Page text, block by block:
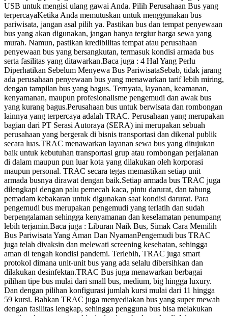
USB untuk mengisi ulang gawai Anda. Pilih Perusahaan Bus yang
terpercayaKetika Anda memutuskan untuk menggunakan bus
pariwisata, jangan asal pilih ya. Pastikan bus dan tempat penyewaan
bus yang akan digunakan, jangan hanya tergiur harga sewa yang
murah. Namun, pastikan kredibilitas tempat atau perusahaan
penyewaan bus yang bersangkutan, termasuk kondisi armada bus
serta fasilitas yang ditawarkan.Baca juga : 4 Hal Yang Perlu
Diperhatikan Sebelum Menyewa Bus PariwisataSebab, tidak jarang
ada perusahaan penyewaan bus yang menawarkan tarif lebih miring,
dengan tampilan bus yang bagus. Ternyata, layanan, keamanan,
kenyamanan, maupun profesionalisme pengemudi dan awak bus
yang kurang bagus.Perusahaan bus untuk berwisata dan rombongan
lainnya yang terpercaya adalah TRAC. Perusahaan yang merupakan
bagian dari PT Serasi Autoraya (SERA) ini merupakan sebuah
perusahaan yang bergerak di bisnis transportasi dan dikenal publik
secara luas.TRAC menawarkan layanan sewa bus yang ditujukan
baik untuk kebutuhan transportasi grup atau rombongan perjalanan
di dalam maupun pun luar kota yang dilakukan oleh korporasi
maupun personal. TRAC secara tegas memastikan setiap unit
armada busnya dirawat dengan baik.Setiap armada bus TRAC juga
dilengkapi dengan palu pemecah kaca, pintu darurat, dan tabung
pemadam kebakaran untuk digunakan saat kondisi darurat. Para
pengemudi bus merupakan pengemudi yang terlatih dan sudah
berpengalaman sehingga kenyamanan dan keselamatan penumpang
lebih terjamin.Baca juga : Liburan Naik Bus, Simak Cara Memilih
Bus Pariwisata Yang Aman Dan NyamanPengemudi bus TRAC
juga telah divaksin dan melewati screening kesehatan, sehingga
aman di tengah kondisi pandemi. Terlebih, TRAC juga smart
protokol dimana unit-unit bus yang ada selalu dibersihkan dan
dilakukan desinfektan.TRAC Bus juga menawarkan berbagai
pilihan tipe bus mulai dari small bus, medium, big hingga luxury.
Dan dengan pilihan konfigurasi jumlah kursi mulai dari 11 hingga
59 kursi. Bahkan TRAC juga menyediakan bus yang super mewah
dengan fasilitas lengkap, sehingga pengguna bus bisa melakukan